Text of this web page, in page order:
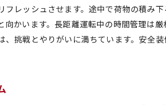
フレッシュさせます。途中で荷物の積み
向かいます。長距離運転中の時間管理は
、挑戦とやりがいに満ちています。安全